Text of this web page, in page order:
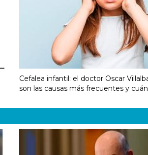
Cefalea infantil: el doctor Oscar
son las causas más frecuentes y